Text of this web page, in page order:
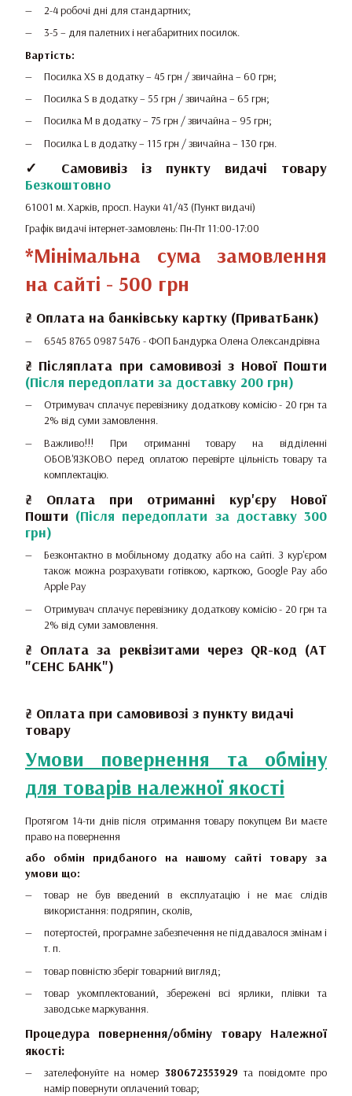
2-4 робочі дні для стандартних;
3-5 – для палетних і негабаритних посилок.
Вартість:
Посилка XS в додатку – 45 грн / звичайна – 60 грн;
Посилка S в додатку – 55 грн / звичайна – 65 грн;
Посилка M в додатку – 75 грн / звичайна – 95 грн;
Посилка L в додатку – 115 грн / звичайна – 130 грн.
✓ Самовивіз із пункту видачі товару
Безкоштовно
61001 м. Харків, просп. Науки 41/43 (Пункт видачі)
Графік видачі інтернет-замовлень: Пн-Пт 11:00-17:00
*Мінімальна сума замовлення
на сайті - 500 грн
₴ Оплата на банківську картку (ПриватБанк)
6545 8765 0987 5476 -ФОП Бандурка Олена Олександрівна
₴ Післяплата при самовивозі з Нової Пошти
(Після передоплати за доставку 200 грн)
Отримувач сплачує перевізнику додаткову комісію - 20 грн та
2% від суми замовлення.
Важливо!!! При отриманні товару на відділенні
ОБОВ'ЯЗКОВО перед оплатою перевірте цільність товару та
комплектацію.
₴ Оплата при отриманні кур'єру Нової
Пошти (Після передоплати за доставку 300
грн)
Безконтактно в мобільному додатку або на сайті.З кур'єром
також можна розрахувати готівкою, карткою, Google Pay або
Apple Pay
Отримувач сплачує перевізнику додаткову комісію - 20 грн та
2% від суми замовлення.
₴ Оплата за реквізитами через QR-код (АТ
"СЕНС БАНК")
₴ Оплата при самовивозі з пункту видачі
товару
Умови повернення та обміну
для товарів належної якості
Протягом 14-ти днів після отримання товару покупцем Ви маєте
право на повернення
або обмін придбаного на нашому сайті товару за
умови що:
товар не був введений в експлуатацію і не має слідів
використання: подряпин, сколів,
потертостей, програмне забезпечення не піддавалося змінам і
т. п.
товар повністю зберіг товарний вигляд;
товар укомплектований, збережені всі ярлики, плівки та
заводське маркування.
Процедура повернення/обміну товару Належної
якості:
зателефонуйте на номер 380672353929 та повідомте про
намір повернути оплачений товар;